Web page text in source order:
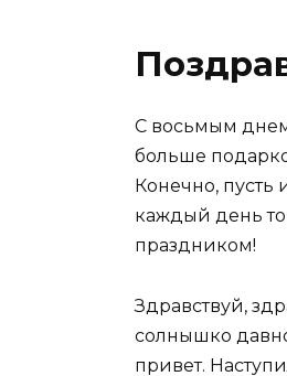
С восьмым
больше
Конечно, пусть
каждый день
праздником!
Здравствуй,
солнышко
привет.